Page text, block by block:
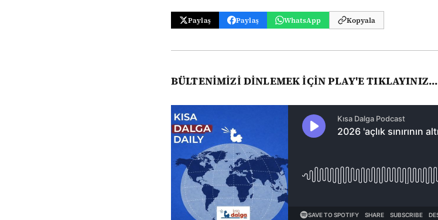
Paylaş Paylaş WhatsApp Kopyala
BÜLTENİMİZİ DİNLEMEK İÇİN PLAY'E TIKLAYINIZ...